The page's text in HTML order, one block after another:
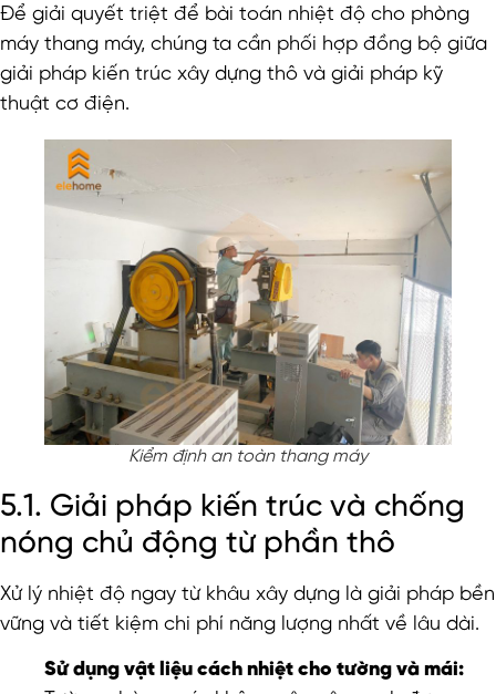
Để giải quyết triệt để bài toán nhiệt độ cho phòng
máy thang máy, chúng ta cần phối hợp đồng bộ giữa
giải pháp kiến trúc xây dựng thô và giải pháp kỹ
thuật cơ điện.
Kiểm định an toàn thang máy
5.1. Giải pháp kiến trúc và chống
nóng chủ động từ phần thô
Xử lý nhiệt độ ngay từ khâu xây dựng là giải pháp bền
vững và tiết kiệm chi phí năng lượng nhất về lâu dài.
Sử dụng vật liệu cách nhiệt cho tường và mái: